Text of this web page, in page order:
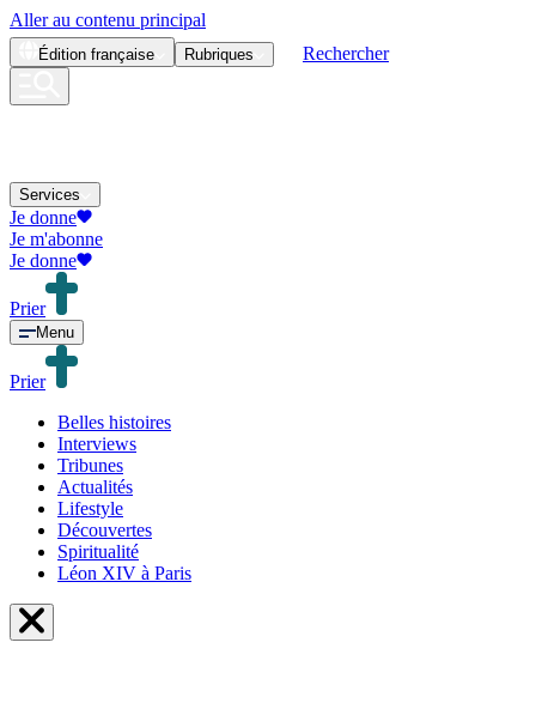
Aller au contenu principal
Édition française Rubriques Rechercher
Services
Je donne
Je m'abonne
Je donne
Prier
Menu
Prier
Belles histoires
Interviews
Tribunes
Actualités
Lifestyle
Découvertes
Spiritualité
Léon XIV à Paris